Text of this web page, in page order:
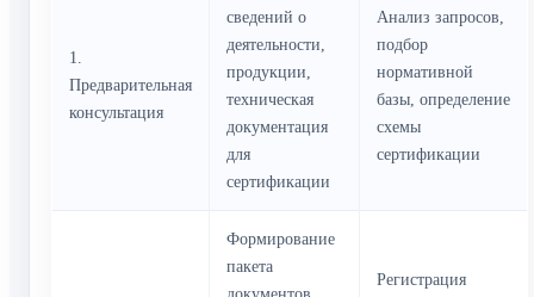
1.
Предварительная
консультация
сведений о
деятельности,
продукции,
техническая
документация
для
сертификации
Анализ запросов,
подбор
нормативной
базы, определение
схемы
сертификации
Формирование
пакета
Регистрация